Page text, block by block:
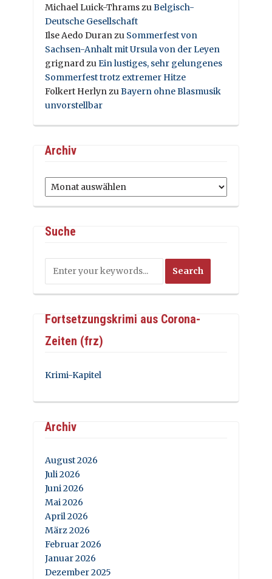
Michael Luick-ThramszuBelgisch-
Deutsche Gesellschaft
Ilse Aedo Duranzu Sommerfest von
Sachsen-Anhalt mit Ursula von der Leyen
grignardzuEin lustiges, sehr gelungenes
Sommerfest trotz extremer Hitze
Folkert HerlynzuBayern ohne Blasmusik
unvorstellbar
Archiv
Archiv
Suche
Fortsetzungskrimi aus Corona-
Zeiten (frz)
Krimi-Kapitel
Archiv
August 2026
Juli 2026
Juni 2026
Mai 2026
April 2026
März 2026
Februar 2026
Januar 2026
Dezember 2025